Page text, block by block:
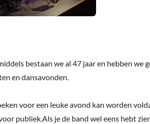
bestaan we al 47 jaar en hebben we
en dansavonden.
voor een leuke avond kan worden
publiek.Als je de band wel eens hebt